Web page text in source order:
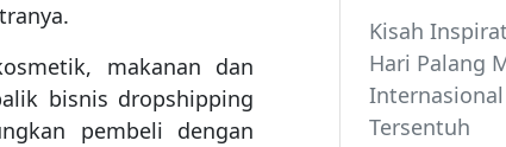
makanan dan
bisnis dropshipping
pembeli dengan
Kisah
Hari Palang
Tersentuh